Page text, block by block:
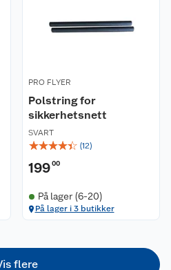
PRO FLYER
Polstring for
sikkerhetsnett
SVART
☆☆☆☆☆ (12)
19900
På lager (6-20)
På lager i 3 butikker
flere